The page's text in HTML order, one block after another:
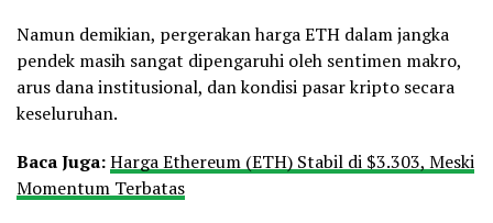
Namun demikian, pergerakan harga ETH dalam jangka
pendek masih sangat dipengaruhi oleh sentimen makro,
arus dana institusional, dan kondisi pasar kripto secara
keseluruhan.
Baca Juga:Harga Ethereum (ETH) Stabil di $3.303, Meski
Momentum Terbatas